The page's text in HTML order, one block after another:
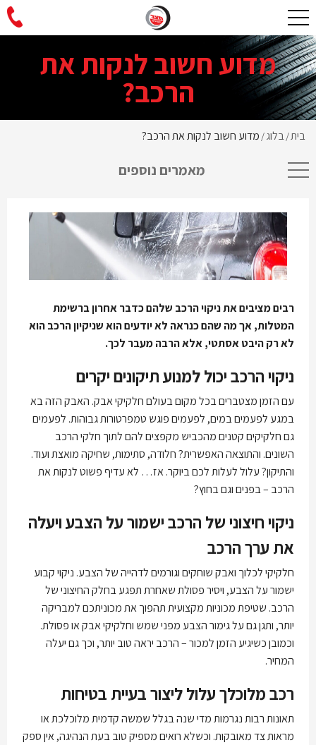
מדוע חשוב לנקות את
הרכב?
בית/בלוג/ מדוע חשוב לנקות את הרכב?
מאמרים נוספים
רבים מציבים את ניקוי הרכב שלהם כדבר אחרון ברשימת
המטלות, אך מה שהם כנראה לא יודעים הוא שניקיון הרכב הוא
לא רק היבט אסתטי, אלא הרבה מעבר לכך.
ניקוי הרכב יכול למנוע תיקונים יקרים
עם הזמן מצטברים בכל מקום בעולם חלקיקי אבק. האבק הזה בא
במגע לפעמים במים, לפעמים פוגש טמפרטורות גבוהות. לפעמים
גם חלקיקים קטנים מהכביש מקפצים להם לתוך חלקי הרכב
השונים. והתוצאה האפשרית? חלודה, סתימות, שחיקה מואצת ועוד.
והתיקון? עלול לעלות לכם ביוקר. אז… לא עדיף פשוט לנקות את
הרכב – בפנים וגם בחוץ?
ניקוי חיצוני של הרכב ישמור על הצבע ויעלה
את ערך הרכב
חלקיקי לכלוך ואבק שוחקים וגורמים לדהייה של הצבע. ניקוי קבוע
ישמור על הצבע, ויסיר פסולת שאחרת תפגע בחלק החיצוני של
הרכב. שטיפת מכוניות מקצועית תהפוך את מכוניתכם למבריקה
יותר, ותגן גם על גימור הצבע מפני שמש וחלקיקי אבק או פסולת.
וכמובן כשיגיע הזמן למכור – הרכב יראה טוב יותר, וכך גם יעלה
המחיר.
רכב מלוכלך עלול ליצור בעיית בטיחות
תאונות רבות נגרמות מדי שנה בגלל שמשה קדמית מלוכלכת או
מראות צד מאובקות. וכשלא רואים מספיק טוב בעת הנהיגה, אין ספק